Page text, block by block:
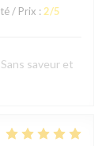
/ Prix : 2/5
saveur et